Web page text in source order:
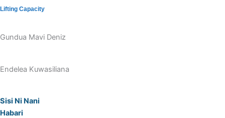
Lifting Capacity
Gundua Mavi Deniz
Endelea Kuwasiliana
Sisi Ni Nani
Habari